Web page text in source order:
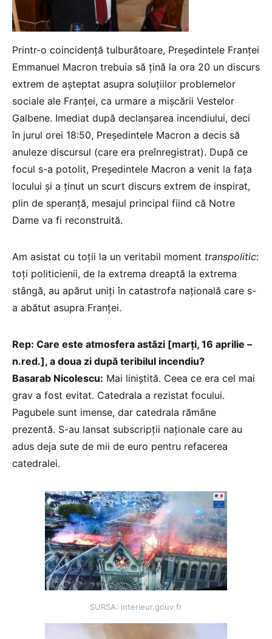
Printr-o coincidență tulburătoare, Preşedintele Franței
Emmanuel Macron trebuia să țină la ora 20 un discurs
extrem de aşteptat asupra soluțiilor problemelor
sociale ale Franței, ca urmare a mișcării Vestelor
Galbene. Imediat după declanșarea incendiului, deci
în jurul orei 18:50, Președintele Macron a decis să
anuleze discursul (care era preînregistrat). După ce
focul s-a potolit, Preşedintele Macron a venit la fața
locului și a ținut un scurt discurs extrem de inspirat,
plin de speranță, mesajul principal fiind că Notre
Dame va fi reconstruită.
Am asistat cu toții la un veritabil moment transpolitic:
toți politicienii, de la extrema dreaptă la extrema
stângă, au apărut uniți în catastrofa națională care s-
a abătut asupra Franței.
Rep: Care este atmosfera astăzi [marți, 16 aprilie –
n.red.], a doua zi după teribilul incendiu?
Basarab Nicolescu: Mai liniştită. Ceea ce era cel mai
grav a fost evitat. Catedrala a rezistat focului.
Pagubele sunt imense, dar catedrala rămâne
prezentă. S-au lansat subscripții naționale care au
adus deja sute de mii de euro pentru refacerea
catedralei.
SURSA: interieur.gouv.fr